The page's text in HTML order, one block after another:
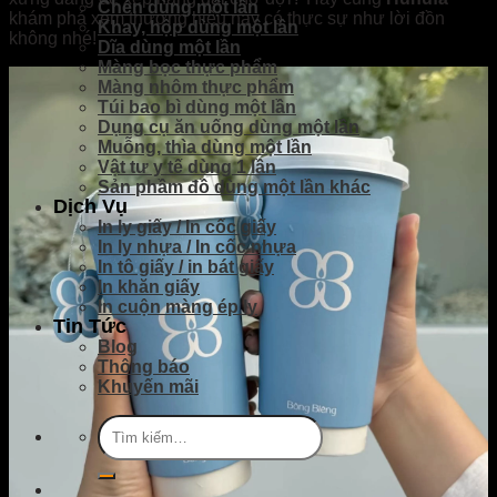
Chén dùng một lần
Khay, hộp dùng một lần
Dĩa dùng một lần
Màng bọc thực phẩm
Màng nhôm thực phẩm
Túi bao bì dùng một lần
Dụng cụ ăn uống dùng một lần
Muỗng, thìa dùng một lần
Vật tư y tế dùng 1 lần
Sản phầm đồ dùng một lần khác
Dịch Vụ
In ly giấy / In cốc giấy
In ly nhựa / In cốc nhựa
In tô giấy / in bát giấy
In khăn giấy
In cuộn màng ép ly
Tin Tức
Blog
Thông báo
Khuyến mãi
Tìm
kiếm:
khám phá xem thương hiệu này có thực sự như lời đồn
không nhé!